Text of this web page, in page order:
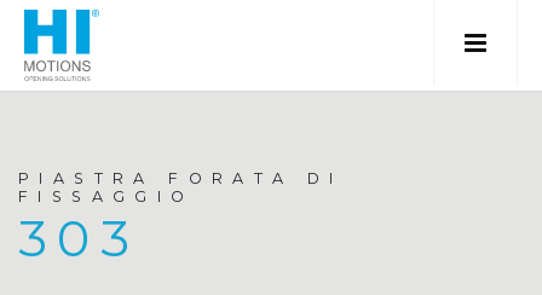
PIASTRA FORATA DI
FISSAGGIO
303